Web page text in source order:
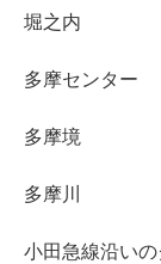
堀之内
多摩センター
多摩境
多摩川
小田急線沿いの